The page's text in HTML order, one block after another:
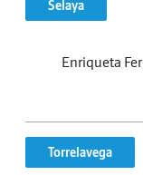
Selaya
Enriqueta
Torrelavega